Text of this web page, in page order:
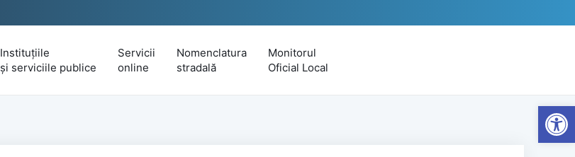
Instituțiile
și serviciile publice
Servicii
online
Nomenclatura
stradală
Monitorul
Oficial Local